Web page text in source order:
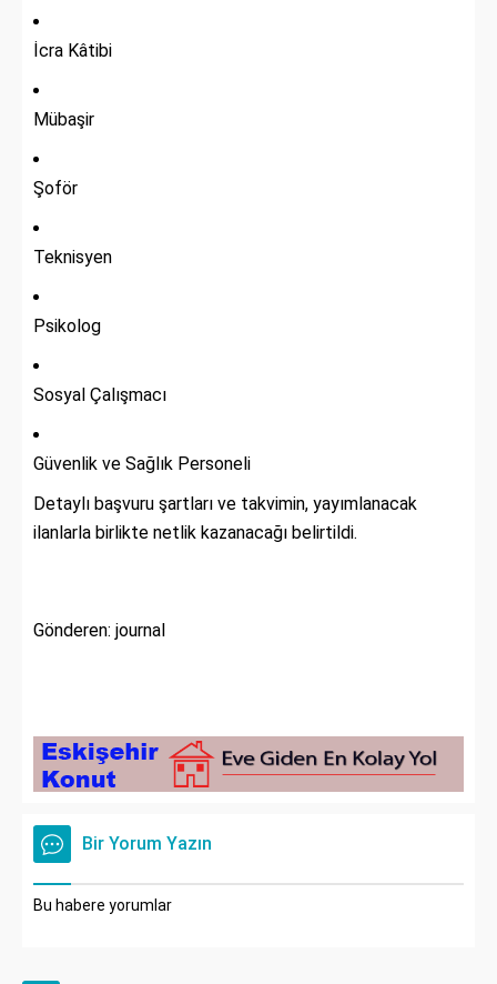
İcra Kâtibi
Mübaşir
Şoför
Teknisyen
Psikolog
Sosyal Çalışmacı
Güvenlik ve Sağlık Personeli
Detaylı başvuru şartları ve takvimin, yayımlanacak
ilanlarla birlikte netlik kazanacağı belirtildi.
Gönderen: journal
Bir Yorum Yazın
Bu habere yorumlar